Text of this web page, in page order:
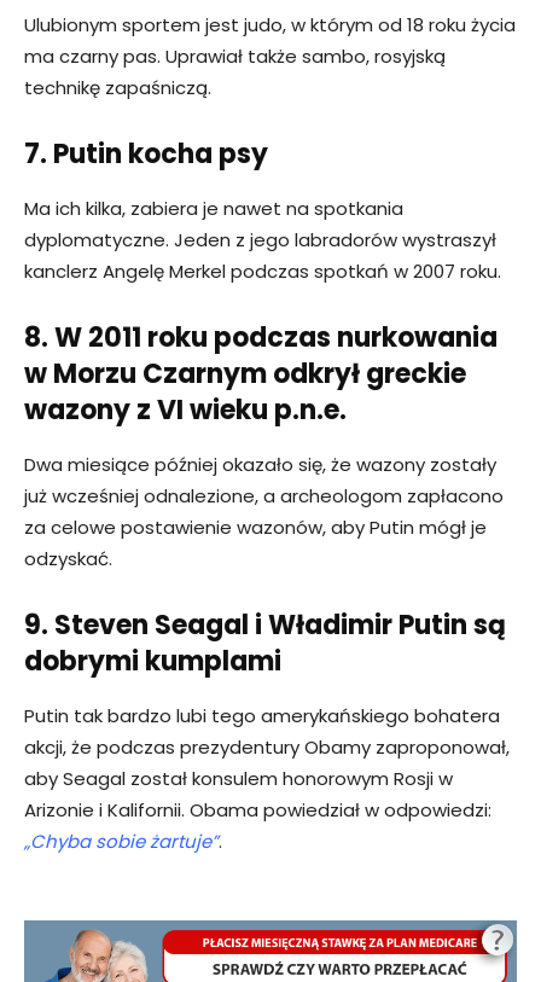
Ulubionym sportem jest judo, w którym od 18 roku życia
ma czarny pas. Uprawiał także sambo, rosyjską
technikę zapaśniczą.
7. Putin kocha psy
Ma ich kilka, zabiera je nawet na spotkania
dyplomatyczne. Jeden z jego labradorów wystraszył
kanclerz Angelę Merkel podczas spotkań w 2007 roku.
8. W 2011 roku podczas nurkowania
w Morzu Czarnym odkrył greckie
wazony z VI wieku p.n.e.
Dwa miesiące później okazało się, że wazony zostały
już wcześniej odnalezione, a archeologom zapłacono
za celowe postawienie wazonów, aby Putin mógł je
odzyskać.
9. Steven Seagal i Władimir Putin są
dobrymi kumplami
Putin tak bardzo lubi tego amerykańskiego bohatera
akcji, że podczas prezydentury Obamy zaproponował,
aby Seagal został konsulem honorowym Rosji w
Arizonie i Kalifornii. Obama powiedział w odpowiedzi:
„Chyba sobie żartuje”.